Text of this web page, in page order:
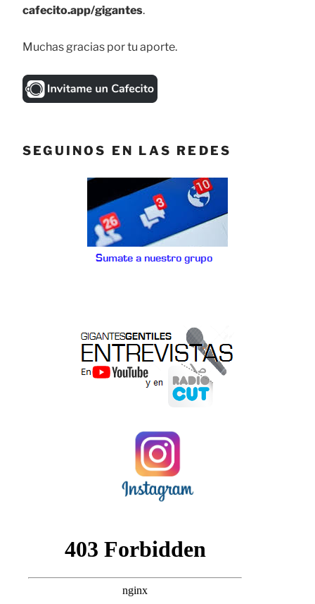
cafecito.app/gigantes.
Muchas gracias por tu aporte.
SEGUINOS EN LAS REDES